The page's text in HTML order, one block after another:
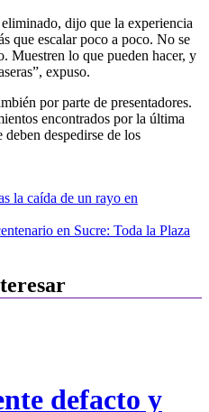
dijo que la experiencia
que escalar poco a poco. No se
Muestren lo que pueden hacer, y
expuso.
por parte de presentadores.
encontrados por la última
despedirse de los
la caída de un rayo en
en Sucre: Toda la Plaza
defacto y